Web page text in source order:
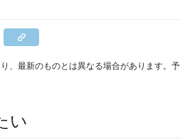
、最新のものとは異なる場合があります。予
い